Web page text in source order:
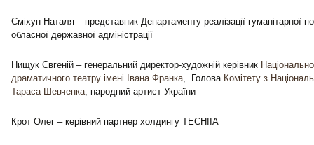
Сміхун Наталя – представник Департаменту реалізації гуманітарної
обласної державної адміністрації
Нищук Євгеній – генеральний директор-художній керівник
драматичного театру імені Івана Франка , Голова Комітету з
Тараса Шевченка , народний артист України
Крот Олег – керівний партнер холдингу TECHIIA